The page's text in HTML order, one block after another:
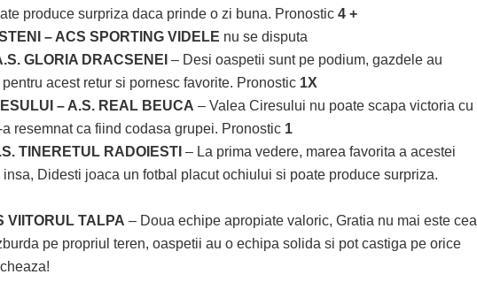
produce surpriza daca prinde o zi buna. Pronostic 4 +
– ACS SPORTING VIDELE nu se disputa
GLORIA DRACSENEI – Desi oaspetii sunt pe podium, gazdele au
acest retur si pornesc favorite. Pronostic 1X
– A.S. REAL BEUCA – Valea Ciresului nu poate scapa victoria cu
resemnat ca fiind codasa grupei. Pronostic 1
TINERETUL RADOIESTI – La prima vedere, marea favorita a acestei
Didesti joaca un fotbal placut ochiului si poate produce surpriza.
VIITORUL TALPA – Doua echipe apropiate valoric, Gratia nu mai este cea
pe propriul teren, oaspetii au o echipa solida si pot castiga pe orice